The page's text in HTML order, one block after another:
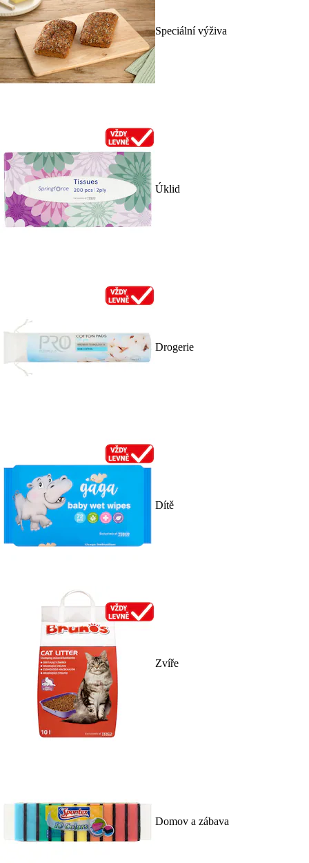
Speciální výživa
Úklid
Drogerie
Dítě
Zvíře
Domov a zábava